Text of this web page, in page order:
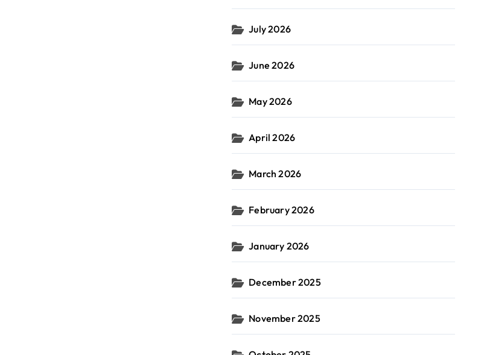
July 2026
June 2026
May 2026
April 2026
March 2026
February 2026
January 2026
December 2025
November 2025